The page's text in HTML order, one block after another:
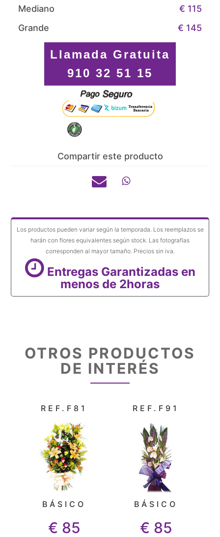
Mediano
€ 115
Grande
€ 145
Llamada Gratuita
910 32 51 15
Compartir este producto
Los productos pueden variar según la temporada. Los reemplazos se
harán con flores equivalentes según stock. Las fotografías
corresponden al mayor tamaño. Precios sin iva.
Entregas Garantizadas en
menos de 2horas
OTROS PRODUCTOS
DE INTERÉS
REF.F81
BÁSICO
€ 85
REF.F91
BÁSICO
€ 85